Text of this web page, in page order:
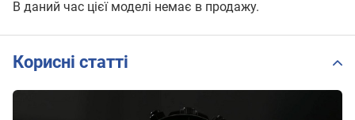
В даний час цієї моделі немає в продажу.
Корисні статті